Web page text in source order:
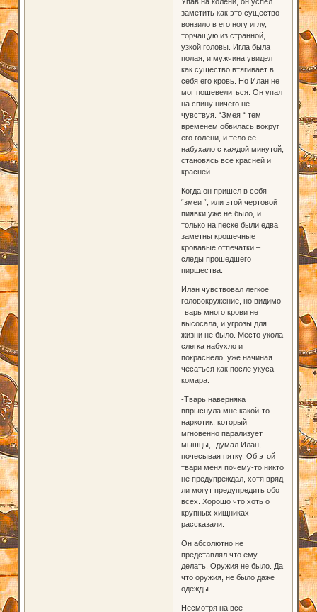
заметить как это существо
вонзило в его ногу иглу,
торчащую из странной,
узкой головы. Игла была
полая, и мужчина увидел
как существо втягивает в
себя его кровь. Но Илан не
мог пошевелиться. Он упал
на спину ничего не
чувствуя. “Змея “ тем
временем обвилась вокруг
его голени, и тело её
набухало с каждой минутой,
становясь все красней и
красней...
Когда он пришел в себя
“змеи “, или этой чертовой
пиявки уже не было, и
только на песке были едва
заметны крошечные
кровавые отпечатки –
следы прошедшего
пиршества.
Илан чувствовал легкое
головокружение, но видимо
тварь много крови не
высосала, и угрозы для
жизни не было. Место укола
слегка набухло и
покраснело, уже начиная
чесаться как после укуса
комара.
-Тварь наверняка
впрыснула мне какой-то
наркотик, который
мгновенно парализует
мышцы, -думал Илан,
почесывая пятку. Об этой
твари меня почему-то никто
не предупреждал, хотя вряд
ли могут предупредить обо
всех. Хорошо что хоть о
крупных хищниках
рассказали.
Он абсолютно не
представлял что ему
делать. Оружия не было. Да
что оружия, не было даже
одежды.
Несмотря на все